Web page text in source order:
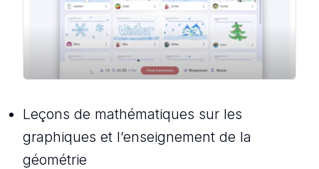
Leçons de mathématiques sur les
graphiques et l’enseignement de la
géométrie